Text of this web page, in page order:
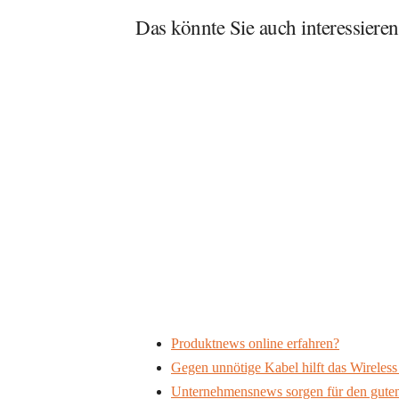
Das könnte Sie auch interessieren
Produktnews online erfahren?
Gegen unnötige Kabel hilft das
Unternehmensnews sorgen für den